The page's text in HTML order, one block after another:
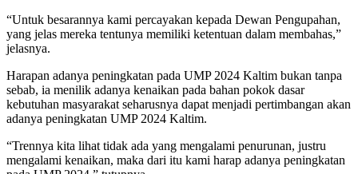
“Untuk besarannya kami percayakan kepada Dewan Pengupahan,
yang jelas mereka tentunya memiliki ketentuan dalam membahas,”
jelasnya.
Harapan adanya peningkatan pada UMP 2024 Kaltim bukan tanpa
sebab, ia menilik adanya kenaikan pada bahan pokok dasar
kebutuhan masyarakat seharusnya dapat menjadi pertimbangan akan
adanya peningkatan UMP 2024 Kaltim.
“Trennya kita lihat tidak ada yang mengalami penurunan, justru
mengalami kenaikan, maka dari itu kami harap adanya peningkatan